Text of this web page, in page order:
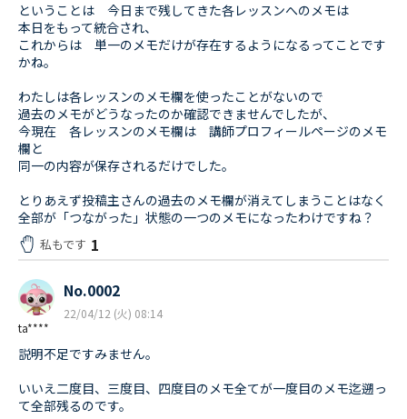
ということは 今日まで残してきた各レッスンへのメモは
本日をもって統合され、
これからは 単一のメモだけが存在するようになるってことです
かね。
わたしは各レッスンのメモ欄を使ったことがないので
過去のメモがどうなったのか確認できませんでしたが、
今現在 各レッスンのメモ欄は 講師プロフィールページのメモ
欄と
同一の内容が保存されるだけでした。
とりあえず投稿主さんの過去のメモ欄が消えてしまうことはなく
全部が「つながった」状態の一つのメモになったわけですね？
私もです 1
ta****
No.0002
22/04/12 (火) 08:14
説明不足ですみません。
いいえ二度目、三度目、四度目のメモ全てが一度目のメモ迄遡っ
て全部残るのです。